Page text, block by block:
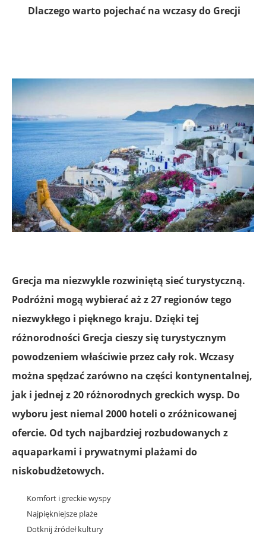
Dlaczego warto pojechać na wczasy do Grecji
Grecja ma niezwykle rozwiniętą sieć turystyczną.
Podróżni mogą wybierać aż z 27 regionów tego
niezwykłego i pięknego kraju. Dzięki tej
różnorodności Grecja cieszy się turystycznym
powodzeniem właściwie przez cały rok. Wczasy
można spędzać zarówno na części kontynentalnej,
jak i jednej z 20 różnorodnych greckich wysp. Do
wyboru jest niemal 2000 hoteli o zróżnicowanej
ofercie. Od tych najbardziej rozbudowanych z
aquaparkami i prywatnymi plażami do
niskobudżetowych.
Komfort i greckie wyspy
Najpiękniejsze plaże
Dotknij źródeł kultury